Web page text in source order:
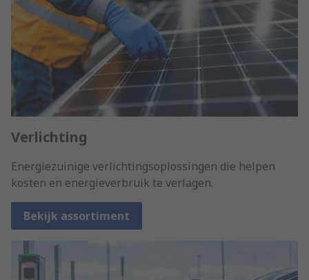
Verlichting
Energiezuinige verlichtingsoplossingen die helpen
kosten en energieverbruik te verlagen.
Bekijk assortiment